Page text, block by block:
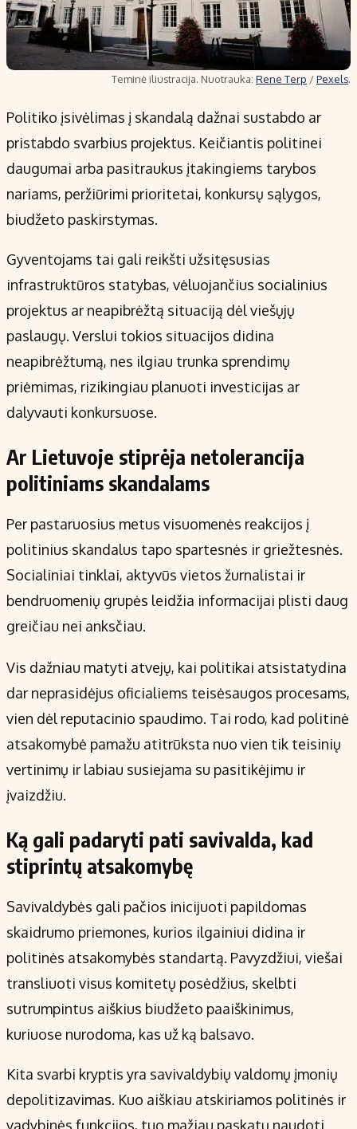
Teminė iliustracija. Nuotrauka: Rene Terp /Pexels.
Politiko įsivėlimas į skandalą dažnai sustabdo ar
pristabdo svarbius projektus. Keičiantis politinei
daugumai arba pasitraukus įtakingiems tarybos
nariams, peržiūrimi prioritetai, konkursų sąlygos,
biudžeto paskirstymas.
Gyventojams tai gali reikšti užsitęsusias
infrastruktūros statybas, vėluojančius socialinius
projektus ar neapibrėžtą situaciją dėl viešųjų
paslaugų. Verslui tokios situacijos didina
neapibrėžtumą, nes ilgiau trunka sprendimų
priėmimas, rizikingiau planuoti investicijas ar
dalyvauti konkursuose.
Ar Lietuvoje stiprėja netolerancija
politiniams skandalams
Per pastaruosius metus visuomenės reakcijos į
politinius skandalus tapo spartesnės ir griežtesnės.
Socialiniai tinklai, aktyvūs vietos žurnalistai ir
bendruomenių grupės leidžia informacijai plisti daug
greičiau nei anksčiau.
Vis dažniau matyti atvejų, kai politikai atsistatydina
dar neprasidėjus oficialiems teisėsaugos procesams,
vien dėl reputacinio spaudimo. Tai rodo, kad politinė
atsakomybė pamažu atitrūksta nuo vien tik teisinių
vertinimų ir labiau susiejama su pasitikėjimu ir
įvaizdžiu.
Ką gali padaryti pati savivalda, kad
stiprintų atsakomybę
Savivaldybės gali pačios inicijuoti papildomas
skaidrumo priemones, kurios ilgainiui didina ir
politinės atsakomybės standartą. Pavyzdžiui, viešai
transliuoti visus komitetų posėdžius, skelbti
sutrumpintus aiškius biudžeto paaiškinimus,
kuriuose nurodoma, kas už ką balsavo.
Kita svarbi kryptis yra savivaldybių valdomų įmonių
depolitizavimas. Kuo aiškiau atskiriamos politinės ir
vadybinės funkcijos, tuo mažiau paskatų naudoti